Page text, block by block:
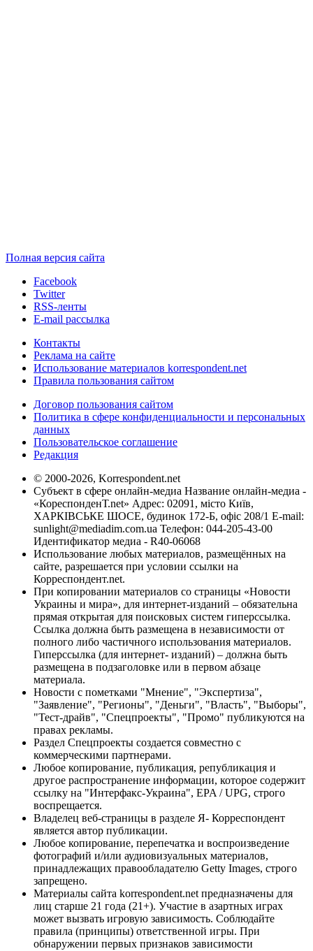
Полная версия сайта
Facebook
Twitter
RSS-ленты
E-mail рассылка
Контакты
Реклама на сайте
Использование материалов korrespondent.net
Правила пользования сайтом
Договор пользования сайтом
Политика в сфере конфиденциальности и персональных
данных
Пользовательское соглашение
Редакция
© 2000-2026, Korrespondent.net
Субъект в сфере онлайн-медиа Название онлайн-медиа -
«КореспонденТ.net» Адрес: 02091, місто Київ,
ХАРКІВСЬКЕ ШОСЕ, будинок 172-Б, офіс 208/1 E-mail:
sunlight@mediadim.com.ua Телефон: 044-205-43-00
Идентификатор медиа - R40-06068
Использование любых материалов, размещённых на
сайте, разрешается при условии ссылки на
Корреспондент.net.
При копировании материалов со страницы «Новости
Украины и мира», для интернет-изданий – обязательна
прямая открытая для поисковых систем гиперссылка.
Ссылка должна быть размещена в независимости от
полного либо частичного использования материалов.
Гиперссылка (для интернет- изданий) – должна быть
размещена в подзаголовке или в первом абзаце
материала.
Новости с пометками "Мнение", "Экспертиза",
"Заявление", "Регионы", "Деньги", "Власть", "Выборы",
"Тест-драйв", "Спецпроекты", "Промо" публикуются на
правах рекламы.
Раздел Спецпроекты создается совместно с
коммерческими партнерами.
Любое копирование, публикация, републикация и
другое распространение информации, которое содержит
ссылку на "Интерфакс-Украина", EPA / UPG, строго
воспрещается.
Владелец веб-страницы в разделе Я- Корреспондент
является автор публикации.
Любое копирование, перепечатка и воспроизведение
фотографий и/или аудиовизуальных материалов,
принадлежащих правообладателю Getty Images, строго
запрещено.
Материалы сайта korrespondent.net предназначены для
лиц старше 21 года (21+). Участие в азартных играх
может вызвать игровую зависимость. Соблюдайте
правила (принципы) ответственной игры. При
обнаружении первых признаков зависимости